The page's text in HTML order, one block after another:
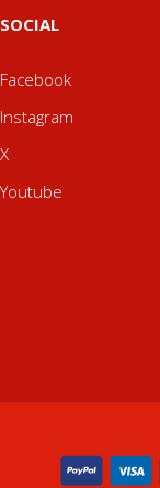
SOCIAL
Facebook
Instagram
X
Youtube